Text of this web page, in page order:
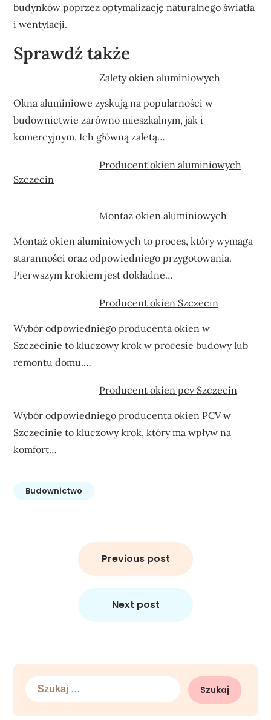
budynków poprzez optymalizację naturalnego światła
i wentylacji.
Sprawdź także
Zalety okien aluminiowych
Okna aluminiowe zyskują na popularności w
budownictwie zarówno mieszkalnym, jak i
komercyjnym. Ich główną zaletą…
Producent okien aluminiowych
Szczecin
Montaż okien aluminiowych
Montaż okien aluminiowych to proces, który wymaga
staranności oraz odpowiedniego przygotowania.
Pierwszym krokiem jest dokładne…
Producent okien Szczecin
Wybór odpowiedniego producenta okien w
Szczecinie to kluczowy krok w procesie budowy lub
remontu domu.…
Producent okien pcv Szczecin
Wybór odpowiedniego producenta okien PCV w
Szczecinie to kluczowy krok, który ma wpływ na
komfort…
Budownictwo
Previous post
Next post
Szukaj: